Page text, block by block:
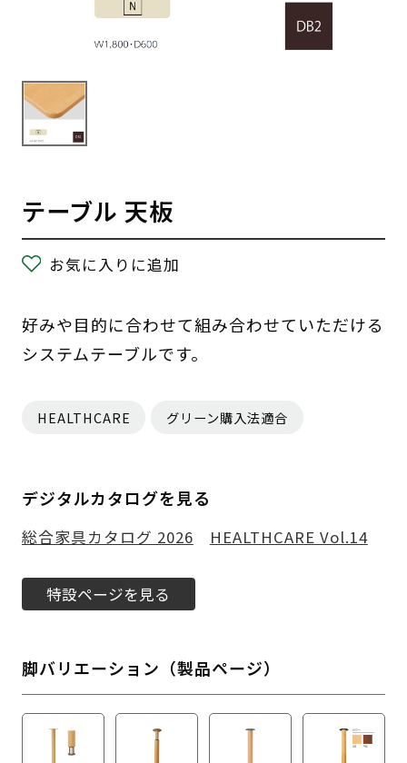
テーブル 天板
お気に入りに追加
好みや目的に合わせて組み合わせていただける
システムテーブルです。
HEALTHCARE グリーン購入法適合
デジタルカタログを見る
総合家具カタログ 2026 HEALTHCARE Vol.14
特設ページを見る
脚バリエーション（製品ページ）